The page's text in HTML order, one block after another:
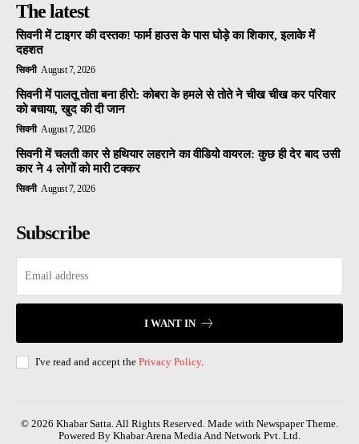
The latest
सिवनी में टाइगर की दस्तक! फार्म हाउस के पास घोड़े का शिकार, इलाके में
दहशत
सिवनी August 7, 2026
सिवनी में पालतू तोता बना हीरो: कोबरा के हमले से तोते ने चीख चीख कर परिवार
को बचाया, खुद की दी जान
सिवनी August 7, 2026
सिवनी में चलती कार से हथियार लहराने का वीडियो वायरल: कुछ ही देर बाद उसी
कार ने 4 लोगों को मारी टक्कर
सिवनी August 7, 2026
Subscribe
I WANT IN
I've read and accept the Privacy Policy.
© 2026 Khabar Satta. All Rights Reserved. Made with Newspaper Theme.
Powered By Khabar Arena Media And Network Pvt. Ltd.